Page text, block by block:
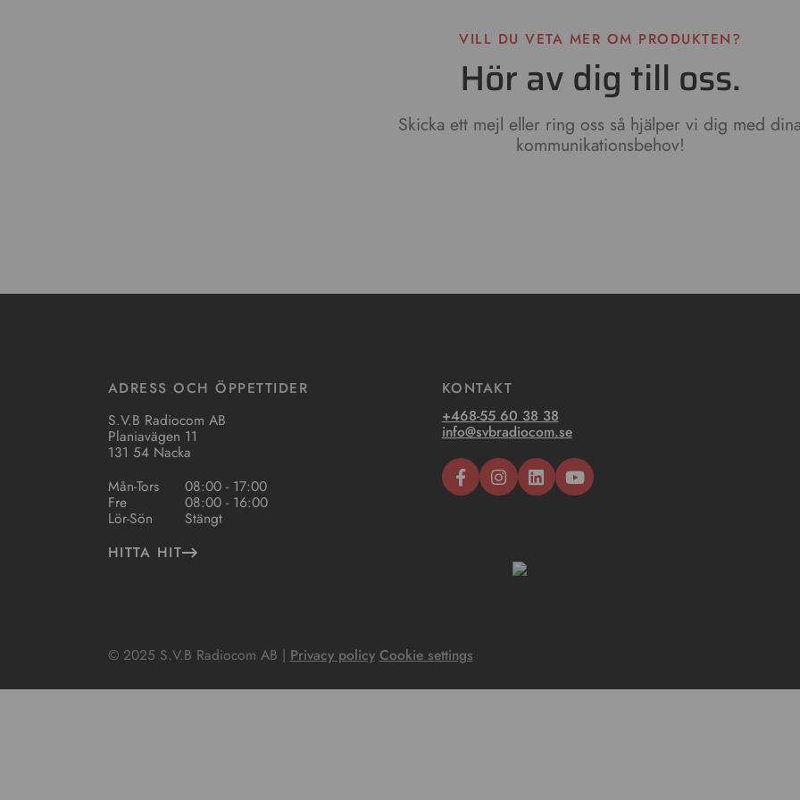
VILL DU VETA MER OM PRODUKTEN?
Hör av dig till oss.
Skicka ett mejl eller ring oss så hjälper vi dig med
kommunikationsbehov!
ADRESS OCH ÖPPETTIDER
S.V.B Radiocom AB
Planiavägen 11
131 54 Nacka
Mån-Tors
08:00 - 17:00
Fre 08:00 - 16:00
Lör-Sön
Stängt
HITTA HIT
KONTAKT
+468-55 60 38 38
info@svbradiocom.se
© 2025 S.V.B Radiocom AB | Privacy policy Cookie settings